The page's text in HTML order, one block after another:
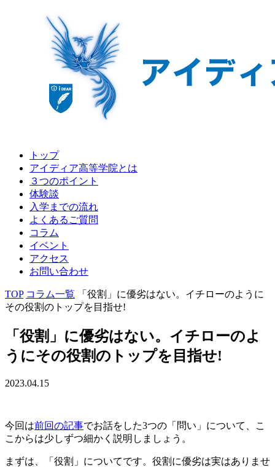
トップ
アイディア高等学院とは
３つのポイント
体験談
入学までの流れ
よくあるご質問
コラム
イベント
アクセス
お問い合わせ
TOP コラム一覧
「役割」に優劣はない。イチローのように
その役割のトップを目指せ!
「役割」に優劣はない。イチローのよ
うにその役割のトップを目指せ!
2023.04.15
今回は前回の記事でお話をした3つの「問い」について、こ
こからは少しずつ細かく説明しましょう。
まずは、「役割」についてです。役割に優劣は実はありませ